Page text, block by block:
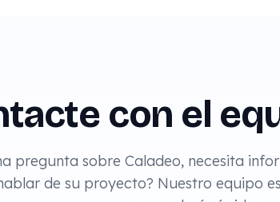
con el
pregunta sobre Caladeo, necesita
de su proyecto? Nuestro equipo